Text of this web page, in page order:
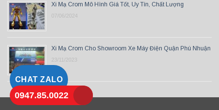
CHAT ZALO
0947.85.0022
Xi Mạ Crom Mô Hình Giá Tốt, Uy Tín, Chất Lượng
07/06/2024
Xi Mạ Crom Cho Showroom Xe Máy Điện Quận Phú Nhuận
23/11/2023